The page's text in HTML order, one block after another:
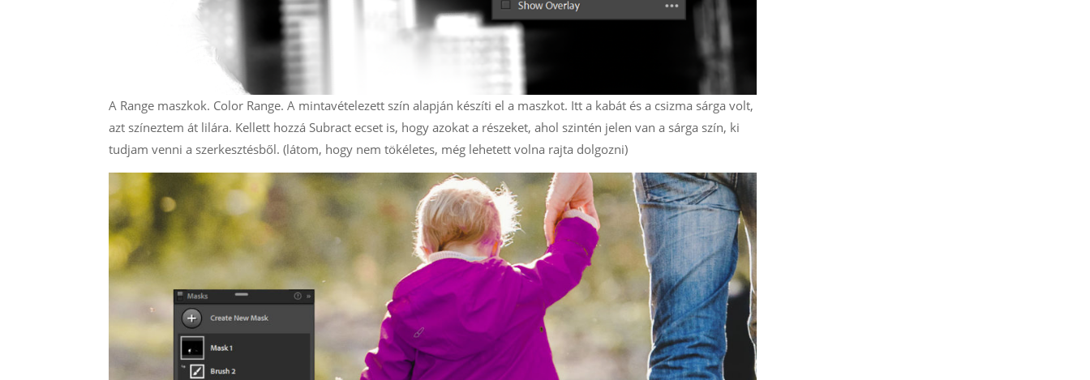
A Range maszkok. Color Range. A mintavételezett szín alapján készíti el a maszkot. Itt a kabát és a csizma sárga volt,
azt színeztem át lilára. Kellett hozzá Subract ecset is, hogy azokat a részeket, ahol szintén jelen van a sárga szín, ki
tudjam venni a szerkesztésből. (látom, hogy nem tökéletes, még lehetett volna rajta dolgozni)